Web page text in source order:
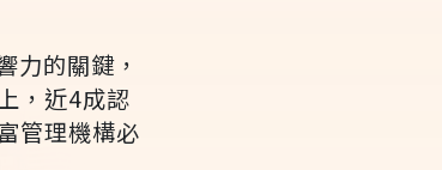
力的關鍵，
，近4成認
管理機構必